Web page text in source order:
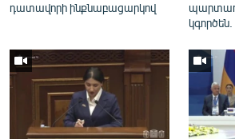
«Ազատության» բոլոր կայքերը
դատավորի ինքնաբացարկով